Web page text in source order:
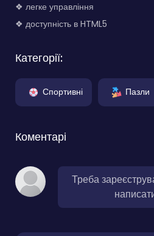
❖ легке управління
❖ доступність в HTML5
Категорії:
Спортивні Пазли
Коментарі
Треба